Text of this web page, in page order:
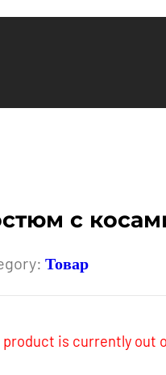
с
Товар
product is currently out